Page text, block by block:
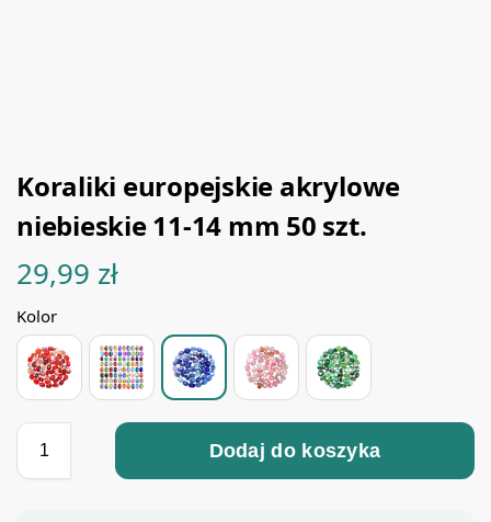
Koraliki europejskie akrylowe
niebieskie 11-14 mm 50 szt.
29,99 zł
Kolor
Dodaj do koszyka